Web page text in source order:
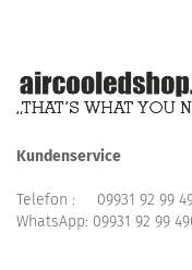
Kundenservice
Telefon : 09931 92 99
WhatsApp: 09931 92 99